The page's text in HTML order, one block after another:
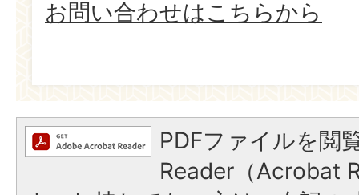
お問い合わせはこちらから
PDFファイルを閲
Reader（Acrobat